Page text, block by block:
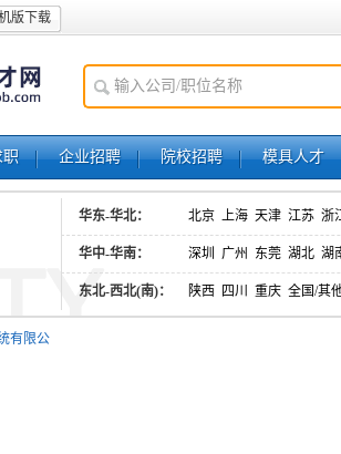
版下载
职 企业招聘 院校招聘 模具人才
华东-华北： 北京 上海 天津 江苏 浙
华中-华南： 深圳 广州 东莞 湖北 湖
东北-西北(南)： 陕西 四川 重庆 全国/其